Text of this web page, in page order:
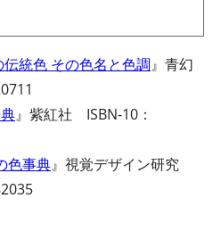
統色 その色名と色調』青幻
』紫紅社 ISBN-10：
色事典』視覚デザイン研究